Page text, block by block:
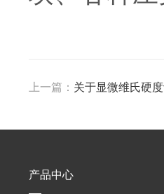
上一篇： 关于显微维氏硬
产品中心